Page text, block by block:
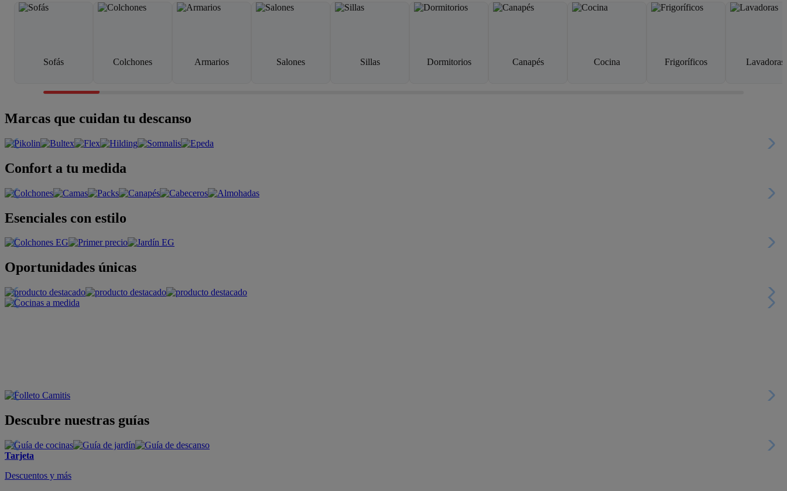
Sofás Colchones Armarios Salones Sillas Dormitorios Canapés Cocina Frigoríficos Lavadoras
Marcas que cuidan tu descanso
Confort a tu medida
Esenciales con estilo
Oportunidades únicas
Descubre nuestras guías
Tarjeta
Descuentos y más